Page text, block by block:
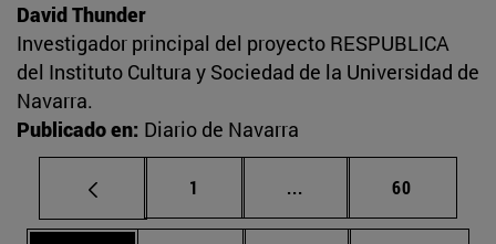
David Thunder
Investigador principal del proyecto RESPUBLICA
del Instituto Cultura y Sociedad de la Universidad de
Navarra.
Publicado en: Diario de Navarra
Página
1 ... Páginas intermedias
Página
60